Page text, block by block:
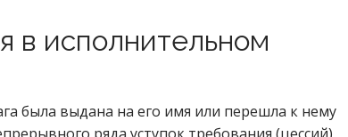
в исполнительном
была выдана на его имя или перешла к нему